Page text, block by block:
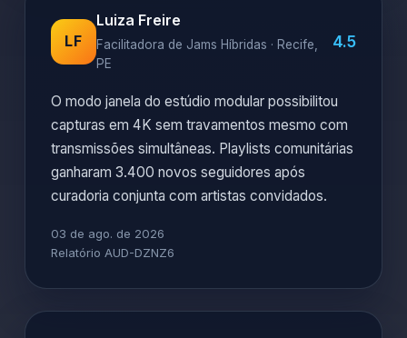
LF
Luiza Freire
Facilitadora de Jams Híbridas · Recife,
PE
4.5
O modo janela do estúdio modular possibilitou
capturas em 4K sem travamentos mesmo com
transmissões simultâneas. Playlists comunitárias
ganharam 3.400 novos seguidores após
curadoria conjunta com artistas convidados.
03 de ago. de 2026
Relatório AUD-DZNZ6